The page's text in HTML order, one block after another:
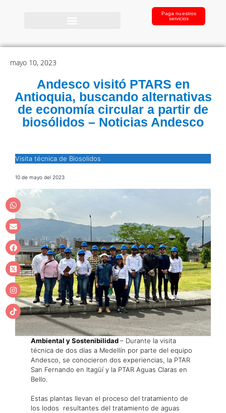
Paga nuestros
servicios
mayo 10, 2023
Andesco visitó PTARS en
Antioquia, buscando alternativas
de economía circular a partir de
biosólidos – Noticias Andesco
Visita técnica de Biosolidos
10 de mayo del 2023
Ambiental y Sostenibilidad– Durante la visita
técnica de dos días a Medellín por parte del equipo
Andesco, se conocieron dos experiencias, la PTAR
San Fernando en Itagüí y la PTAR Aguas Claras en
Bello.
Estas plantas llevan el proceso del tratamiento de
los lodos resultantes del tratamiento de aguas